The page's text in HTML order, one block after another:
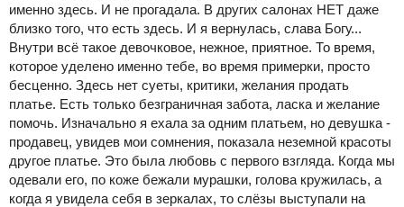
именно здесь. И не прогадала. В других салонах НЕТ даже
близко того, что есть здесь. И я вернулась, слава Богу...
Внутри всё такое девочковое, нежное, приятное. То время,
которое уделено именно тебе, во время примерки, просто
бесценно. Здесь нет суеты, критики, желания продать
платье. Есть только безграничная забота, ласка и желание
помочь. Изначально я ехала за одним платьем, но девушка -
продавец, увидев мои сомнения, показала неземной красоты
другое платье. Это была любовь с первого взгляда. Когда мы
одевали его, по коже бежали мурашки, голова кружилась, а
когда я увидела себя в зеркалах, то слёзы выступали на